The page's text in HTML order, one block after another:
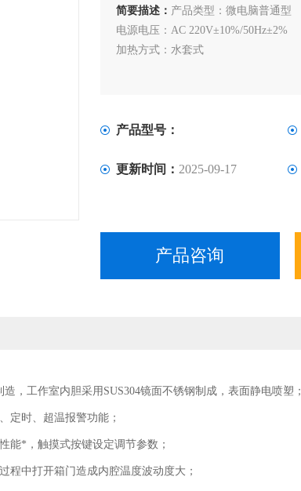
简要描述： 产品类型：微电脑普通型
电源电压：AC 220V±10%/50Hz±2%
加热方式：水套式
产品型号：
更新时间： 2025-09-17
产品咨询
，工作室内胆采用SUS304镜面不锈钢制成，表面静电喷塑；
定时、超温报警功能；
能*，触摸式按键设定调节参数；
程中打开箱门造成内腔温度波动度大；